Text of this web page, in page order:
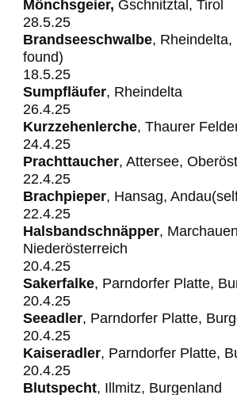
Mönchsgeier, Gschnitztal, Tirol
28.5.25
Brandseeschwalbe, Rheindelta,
found)
18.5.25
Sumpfläufer, Rheindelta
26.4.25
Kurzzehenlerche, Thaurer
24.4.25
Prachttaucher, Attersee,
22.4.25
Brachpieper, Hansag,
22.4.25
Halsbandschnäpper,
Niederösterreich
20.4.25
Sakerfalke, Parndorfer Platte,
20.4.25
Seeadler, Parndorfer Platte,
20.4.25
Kaiseradler, Parndorfer Platte,
20.4.25
Blutspecht, Illmitz, Burgenland